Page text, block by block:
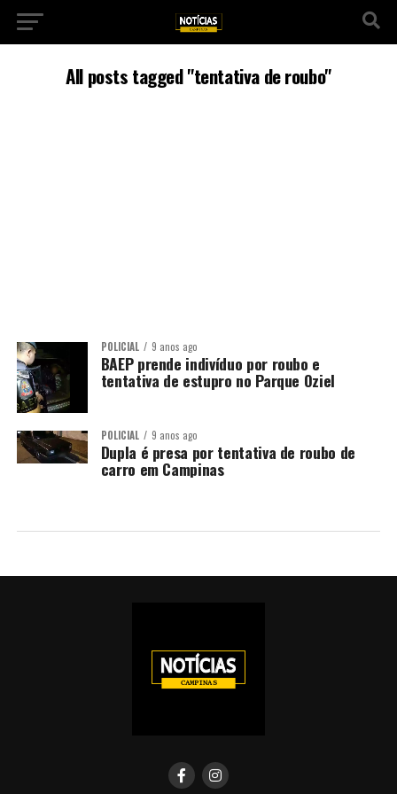
All posts tagged "tentativa de roubo"
POLICIAL 9 anos ago
BAEP prende indivíduo por roubo e
tentativa de estupro no Parque Oziel
POLICIAL 9 anos ago
Dupla é presa por tentativa de roubo de
carro em Campinas